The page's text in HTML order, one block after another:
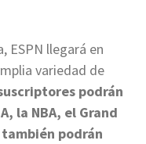
ESPN llegará en
variedad de
podrán
la NBA, el Grand
también podrán